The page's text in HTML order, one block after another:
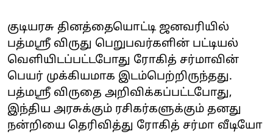
குடியரசு தினத்தையொட்டி ஜனவரியில்
பத்மஸ்ரீ விருது பெறுபவர்களின் பட்டியல்
வெளியிடப்பட்டபோது ரோகித் சர்மாவின்
பெயர் முக்கியமாக இடம்பெற்றிருந்தது.
பத்மஸ்ரீ விருதை அறிவிக்கப்பட்டபோது,
இந்திய அரசுக்கும் ரசிகர்களுக்கும் தனது
நன்றியை தெரிவித்து ரோகித் சர்மா வீடியோ